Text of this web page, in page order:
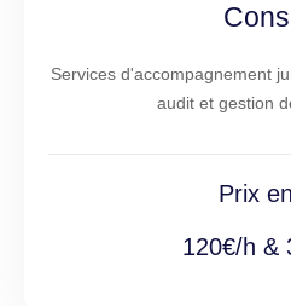
Services d'accompagnement
audit et gestion
Prix
120€/h &